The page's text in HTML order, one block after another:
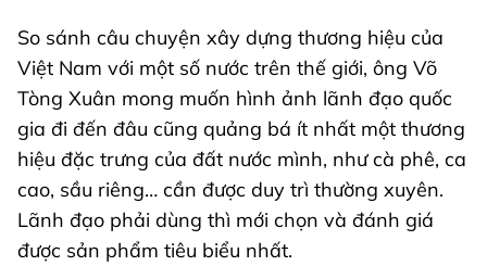
So sánh câu chuyện xây dựng thương hiệu của
Việt Nam với một số nước trên thế giới, ông Võ
Tòng Xuân mong muốn hình ảnh lãnh đạo quốc
gia đi đến đâu cũng quảng bá ít nhất một thương
hiệu đặc trưng của đất nước mình, như cà phê, ca
cao, sầu riêng… cần được duy trì thường xuyên.
Lãnh đạo phải dùng thì mới chọn và đánh giá
được sản phẩm tiêu biểu nhất.